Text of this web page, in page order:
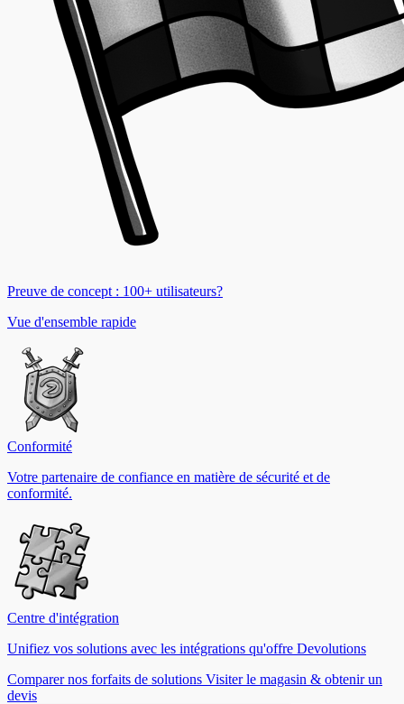
Preuve de concept : 100+ utilisateurs?
Vue d'ensemble rapide
Conformité
Votre partenaire de confiance en matière de sécurité et de
conformité.
Centre d'intégration
Unifiez vos solutions avec les intégrations qu'offre Devolutions
Comparer nos forfaits de solutions Visiter le magasin & obtenir un
devis